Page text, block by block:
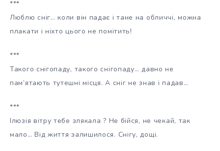
***
Люблю сніг… коли він падає і тане на обличчі, можна
плакати і ніхто цього не помітить!
***
Такого снігопаду, такого снігопаду… давно не
пам’ятають тутешні місця. А сніг не знав і падав…
***
Ілюзія вітру тебе злякала ? Не бійся, не чекай, так
мало… Від життя залишилося. Снігу, дощі.